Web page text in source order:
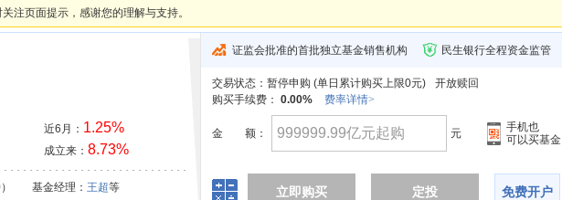
注页面提示，感谢您的理解与支持。
近6月： 1.25%
成立来： 8.73%
基金经理： 王超等
证监会批准的首批独立基金销售机构 民生银行全程资金监管
交易状态： 暂停申购 (单日累计购买上限0元)
开放赎回
购买手续费： 0.00% 费率详情>
金 额： 元
手机也
可以买基金
立即购买 定投 免费开户